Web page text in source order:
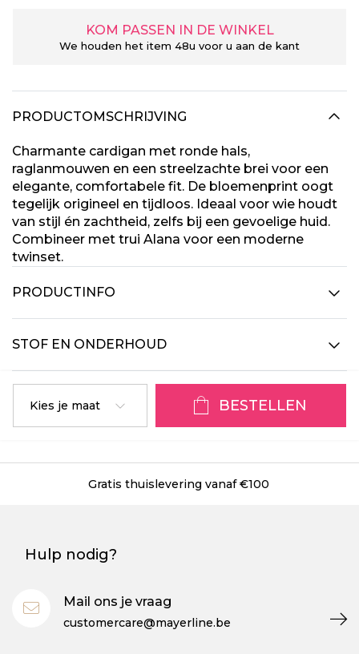
KOM PASSEN IN DE WINKEL
We houden het item 48u voor u aan de kant
PRODUCTOMSCHRIJVING
Charmante cardigan met ronde hals,
raglanmouwen en een streelzachte brei voor een
elegante, comfortabele fit. De bloemenprint oogt
tegelijk origineel en tijdloos. Ideaal voor wie houdt
van stijl én zachtheid, zelfs bij een gevoelige huid.
Combineer met trui Alana voor een moderne
twinset.
PRODUCTINFO
STOF EN ONDERHOUD
Kies je maat BESTELLEN
Gratis thuislevering vanaf €100
Hulp nodig?
Mail ons je vraag
customercare@mayerline.be